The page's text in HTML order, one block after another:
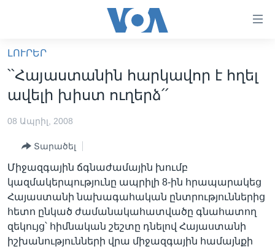
հիմնական
բովանդակությանը
անցնել
հիմնական
բովանդակությանը
բովանդակություն
ԼՈՒՐԵՐ
ՖԻԼՄԵՐ
ՖԻԼՄԵՐ
IN ENGLISH
ՄԵՐ ՄԱՍԻՆ
ՄԵՐ ՄԱՍԻՆ
«ԱՄԵՐԻԿԱՅԻ ՁԱՅՆ»-Ի ԿԱՆՈՆԱԴՐՈՒԹՅՈՒՆ
ԿԱՊ ՄԵԶ ՀԵՏ
ՈՒԿՐԱԻՆԱԿԱՆ ՊԱՏԵՐԱԶՄ
Learning English
ԼՈՒՐԵՐ
՝՝Հայաստանին հարկավոր է հղել
ավելի խիստ ուղերձ՛՛
08 Ապրիլ, 2008
Տարածել
Միջազգային ճգնաժամային խումբ
կազմակերպությունը ապրիլի 8-ին հրապարակեց
Հայաստանի նախագահական ընտրություններից
հետո ընկած ժամանակահատվածը գնահատող
զեկույց՝ հիմնական շեշտը դնելով Հայաստանի
իշխանությունների վրա միջազգային համայնքի